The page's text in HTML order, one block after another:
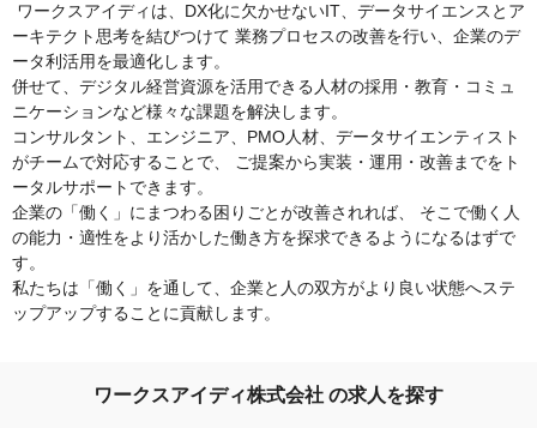
ワークスアイディは、DX化に欠かせないIT、データサイエンスとア
ーキテクト思考を結びつけて 業務プロセスの改善を行い、企業のデ
ータ利活用を最適化します。
併せて、デジタル経営資源を活用できる人材の採用・教育・コミュ
ニケーションなど様々な課題を解決します。
コンサルタント、エンジニア、PMO人材、データサイエンティスト
がチームで対応することで、 ご提案から実装・運用・改善までをト
ータルサポートできます。
企業の「働く」にまつわる困りごとが改善されれば、 そこで働く人
の能力・適性をより活かした働き方を探求できるようになるはずで
す。
私たちは「働く」を通して、企業と人の双方がより良い状態へステ
ップアップすることに貢献します。
ワークスアイディ株式会社 の求人を探す